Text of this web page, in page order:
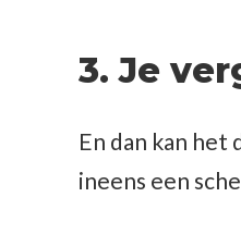
3. Je
En dan kan
ineens een